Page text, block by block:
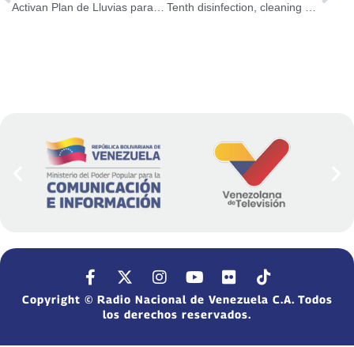
Activan Plan de Lluvias para atender impactos de ondas tropicales Tenth disinfection, cleaning and beautification journey takes place in the national territory
Copyright © Radio Nacional de Venezuela C.A. Todos
los derechos reservados.